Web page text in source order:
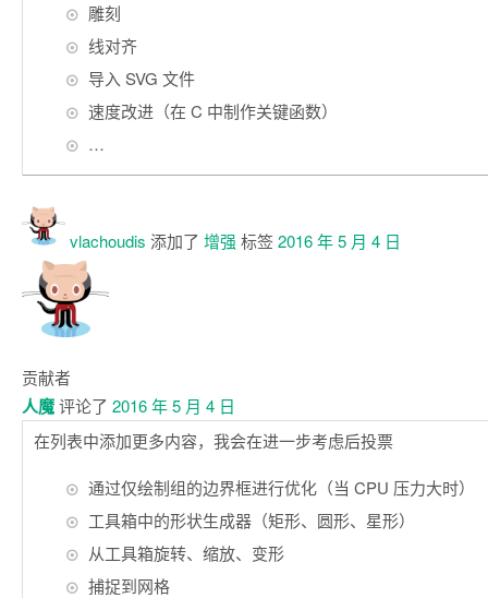
雕刻
线对齐
导入 SVG 文件
速度改进（在 C 中制作关键函数）
…
vlachoudis 添加了 增强 标签2016 年 5 月 4 日
贡献者
人魔评论了 2016 年 5 月 4 日
在列表中添加更多内容，我会在进一步考虑后投票
通过仅绘制组的边界框进行优化（当 CPU 压力大时）
工具箱中的形状生成器（矩形、圆形、星形）
从工具箱旋转、缩放、变形
捕捉到网格